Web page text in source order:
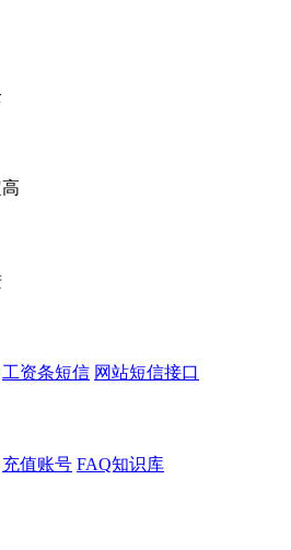
工资条短信 网站短信接口
充值账号 FAQ知识库